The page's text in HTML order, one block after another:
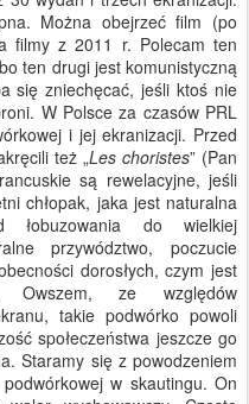
Można obejrzeć film (po
filmy z 2011 r. Polecam ten
ten drugi jest komunistyczną
się zniechęcać, jeśli ktoś nie
W Polsce za czasów PRL
i jej ekranizacji. Przed
też „Les choristes” (Pan
są rewelacyjne, jeśli
chłopak, jaka jest naturalna
łobuzowania do wielkiej
przywództwo, poczucie
dorosłych, czym jest
Owszem, ze względów
takie podwórko powoli
społeczeństwa jeszcze go
Staramy się z powodzeniem
w skautingu. On